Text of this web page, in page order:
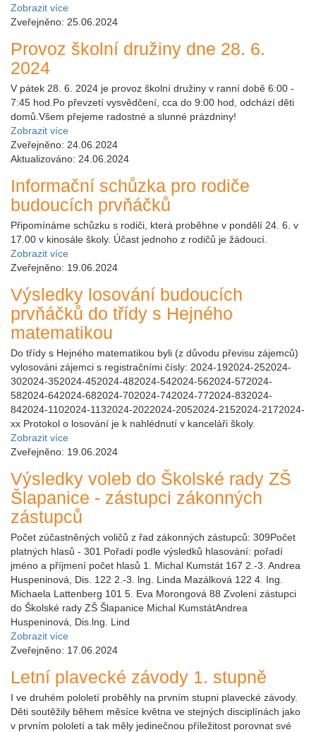
Zobrazit více
Zveřejněno: 25.06.2024
Provoz školní družiny dne 28. 6.
2024
V pátek 28. 6. 2024 je provoz školní družiny v ranní době 6:00 -
7:45 hod.Po převzetí vysvědčení, cca do 9:00 hod, odchází děti
domů.Všem přejeme radostné a slunné prázdniny!
Zobrazit více
Zveřejněno: 24.06.2024
Aktualizováno: 24.06.2024
Informační schůzka pro rodiče
budoucích prvňáčků
Připomínáme schůzku s rodiči, která proběhne v pondělí 24. 6. v
17.00 v kinosále školy. Účast jednoho z rodičů je žádoucí.
Zobrazit více
Zveřejněno: 19.06.2024
Výsledky losování budoucích
prvňáčků do třídy s Hejného
matematikou
Do třídy s Hejného matematikou byli (z důvodu převisu zájemců)
vylosováni zájemci s registračními čísly: 2024-192024-252024-
302024-352024-452024-482024-542024-562024-572024-
582024-642024-682024-702024-742024-772024-832024-
842024-1102024-1132024-2022024-2052024-2152024-2172024-
xx Protokol o losování je k nahlédnutí v kanceláři školy.
Zobrazit více
Zveřejněno: 19.06.2024
Výsledky voleb do Školské rady ZŠ
Šlapanice - zástupci zákonných
zástupců
Počet zúčastněných voličů z řad zákonných zástupců: 309Počet
platných hlasů - 301 Pořadí podle výsledků hlasování: pořadí
jméno a příjmení počet hlasů 1. Michal Kumstát 167 2.-3. Andrea
Huspeninová, Dis. 122 2.-3. lng. Linda Mazálková 122 4. Ing.
Michaela Lattenberg 101 5. Eva Morongová 88 Zvolení zástupci
do Školské rady ZŠ Šlapanice Michal KumstátAndrea
Huspeninová, Dis.lng. Lind
Zobrazit více
Zveřejněno: 17.06.2024
Letní plavecké závody 1. stupně
I ve druhém pololetí proběhly na prvním stupni plavecké závody.
Děti soutěžily během měsíce května ve stejných disciplínách jako
v prvním pololetí a tak měly jedinečnou příležitost porovnat své